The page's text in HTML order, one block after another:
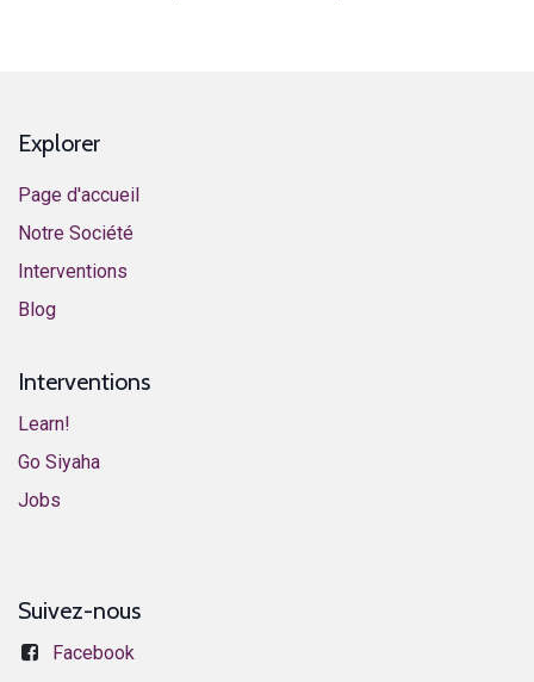
Explorer
Page d'accueil
Notre Société
Interventions
​Blog​
Interventions
Learn!
​​​​​​G​o ​S​i​y​aha​
​​​​​​J​o​bs​​
Suivez-nous
Facebook